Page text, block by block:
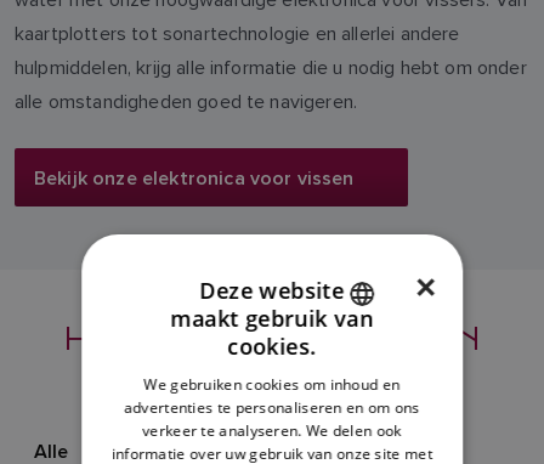
kaartplotters tot sonartechnologie en allerlei andere
hulpmiddelen, krijg alle informatie die u nodig hebt om onder
alle omstandigheden goed te navigeren.
Bekijk onze elektronica voor vissen
HET NIEUWSTE VAN
RAYMARINE
Alle Nieuws Evenementen Leren
ENGLISH
DANISH
ITALIAN
×
Deze website
maakt gebruik van
cookies.
We gebruiken cookies om inhoud en
advertenties te personaliseren en om ons
verkeer te analyseren. We delen ook
informatie over uw gebruik van onze site met